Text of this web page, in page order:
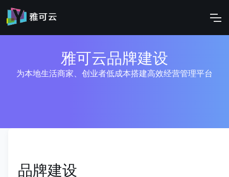
雅可云品牌建设
为本地生活商家、创业者低成本搭建高效经营管理平台
品牌建设